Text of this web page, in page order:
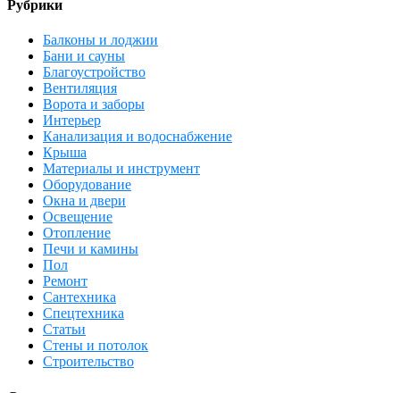
Рубрики
Балконы и лоджии
Бани и сауны
Благоустройство
Вентиляция
Ворота и заборы
Интерьер
Канализация и водоснабжение
Крыша
Материалы и инструмент
Оборудование
Окна и двери
Освещение
Отопление
Печи и камины
Пол
Ремонт
Сантехника
Спецтехника
Статьи
Стены и потолок
Строительство